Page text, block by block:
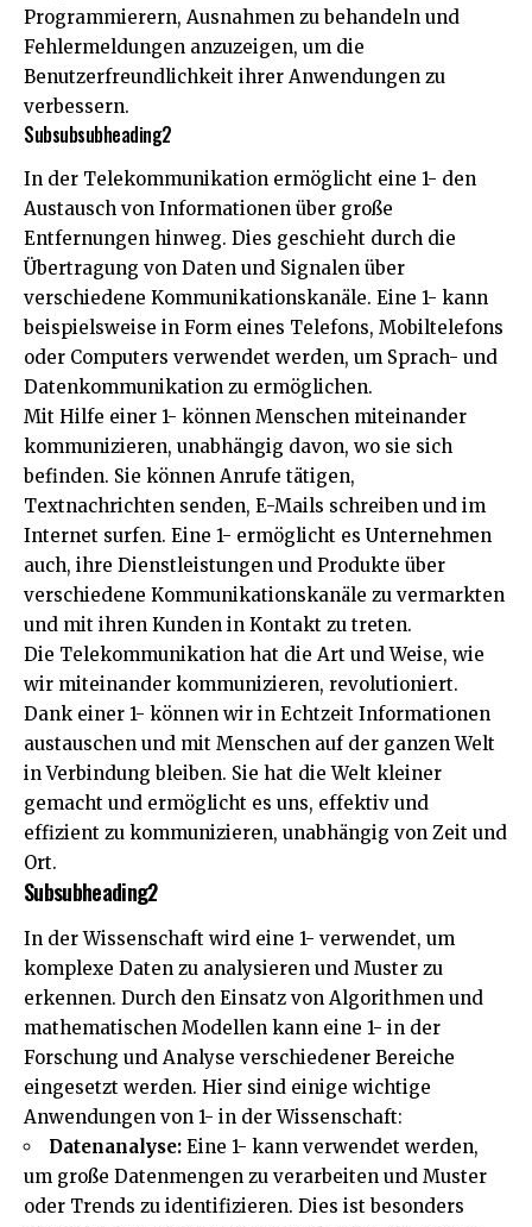
Programmierern, Ausnahmen zu behandeln und
Fehlermeldungen anzuzeigen, um die
Benutzerfreundlichkeit ihrer Anwendungen zu
verbessern.
Subsubsubheading2
In der Telekommunikation ermöglicht eine 1- den
Austausch von Informationen über große
Entfernungen hinweg. Dies geschieht durch die
Übertragung von Daten und Signalen über
verschiedene Kommunikationskanäle. Eine 1- kann
beispielsweise in Form eines Telefons, Mobiltelefons
oder Computers verwendet werden, um Sprach- und
Datenkommunikation zu ermöglichen.
Mit Hilfe einer 1- können Menschen miteinander
kommunizieren, unabhängig davon, wo sie sich
befinden. Sie können Anrufe tätigen,
Textnachrichten senden, E-Mails schreiben und im
Internet surfen. Eine 1- ermöglicht es Unternehmen
auch, ihre Dienstleistungen und Produkte über
verschiedene Kommunikationskanäle zu vermarkten
und mit ihren Kunden in Kontakt zu treten.
Die Telekommunikation hat die Art und Weise, wie
wir miteinander kommunizieren, revolutioniert.
Dank einer 1- können wir in Echtzeit Informationen
austauschen und mit Menschen auf der ganzen Welt
in Verbindung bleiben. Sie hat die Welt kleiner
gemacht und ermöglicht es uns, effektiv und
effizient zu kommunizieren, unabhängig von Zeit und
Ort.
Subsubheading2
In der Wissenschaft wird eine 1- verwendet, um
komplexe Daten zu analysieren und Muster zu
erkennen. Durch den Einsatz von Algorithmen und
mathematischen Modellen kann eine 1- in der
Forschung und Analyse verschiedener Bereiche
eingesetzt werden. Hier sind einige wichtige
Anwendungen von 1- in der Wissenschaft:
Datenanalyse: Eine 1- kann verwendet werden,
um große Datenmengen zu verarbeiten und Muster
oder Trends zu identifizieren. Dies ist besonders